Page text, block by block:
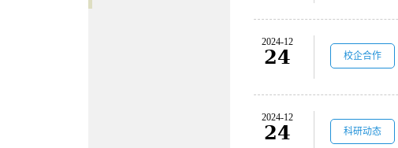
2024-12
24 校企合作
2024-12
24 科研动态